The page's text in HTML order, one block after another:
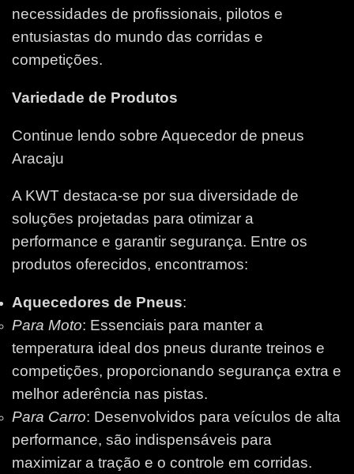
necessidades de profissionais, pilotos e
entusiastas do mundo das corridas e
competições.
Variedade de Produtos
Continue lendo sobre Aquecedor de pneus
Aracaju
A KWT destaca-se por sua diversidade de
soluções projetadas para otimizar a
performance e garantir segurança. Entre os
produtos oferecidos, encontramos:
Aquecedores de Pneus:
Para Moto: Essenciais para manter a
temperatura ideal dos pneus durante treinos e
competições, proporcionando segurança extra e
melhor aderência nas pistas.
Para Carro: Desenvolvidos para veículos de alta
performance, são indispensáveis para
maximizar a tração e o controle em corridas.